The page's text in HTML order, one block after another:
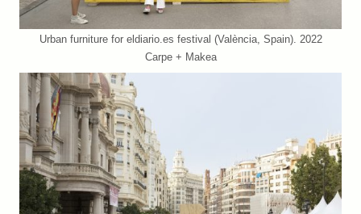
Urban furniture for eldiario.es festival (València, Spain). 2022
Carpe + Makea